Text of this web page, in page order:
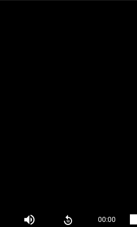
của Mack là hành trình của